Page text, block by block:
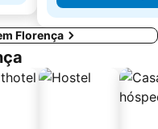
Florença